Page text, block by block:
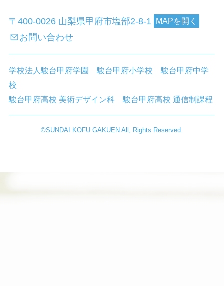
〒400-0026 山梨県甲府市塩部2-8-1 MAPを開く
お問い合わせ
学校法人駿台甲府学園 駿台甲府小学校
駿台甲府中学
校
駿台甲府高校 美術デザイン科
駿台甲府高校 通信制課程
©︎SUNDAI KOFU GAKUEN All, Rights Reserved.